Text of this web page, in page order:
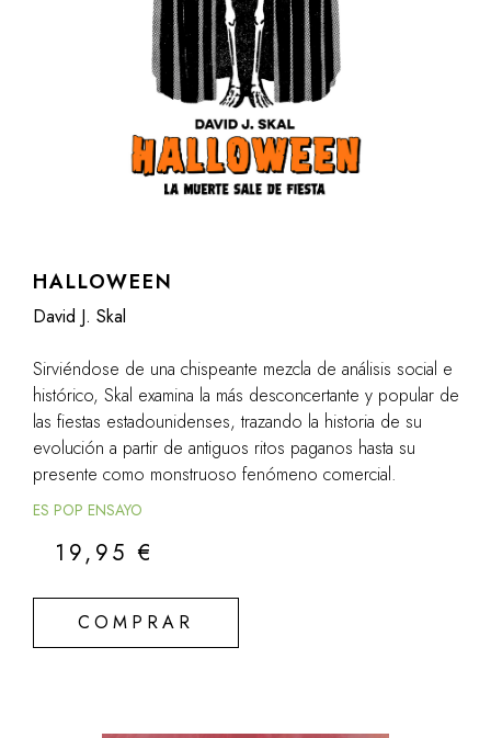
HALLOWEEN
David J. Skal
Sirviéndose de una chispeante mezcla de análisis social e
histórico, Skal examina la más desconcertante y popular de
las fiestas estadounidenses, trazando la historia de su
evolución a partir de antiguos ritos paganos hasta su
presente como monstruoso fenómeno comercial.
ES POP ENSAYO
19,95€
COMPRAR